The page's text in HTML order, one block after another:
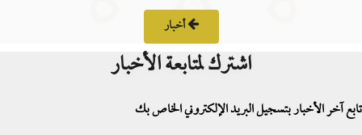
أخبار
اشترك لمتابعة الأخبار
تابع آخر الأخبار بتسجيل البريد الإلكتروني الخاص بك